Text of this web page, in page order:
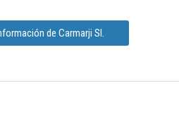
de Carmarji Sl.